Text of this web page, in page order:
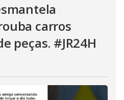
carros
peças. #JR24H